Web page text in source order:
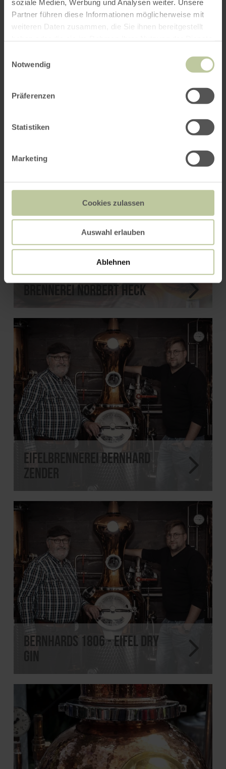
soziale Medien, Werbung und Analysen weiter. Unsere
Partner führen diese Informationen möglicherweise mit
weiteren Daten zusammen, die Sie ihnen bereitgestellt
Notwendig
Präferenzen
Statistiken
Marketing
Cookies zulassen
Auswahl erlauben
Ablehnen
Brennerei Norbert Heck
Eifelbrennerei Bernhard
Zender
Bernhards 1806 - Eifel Dry
Gin